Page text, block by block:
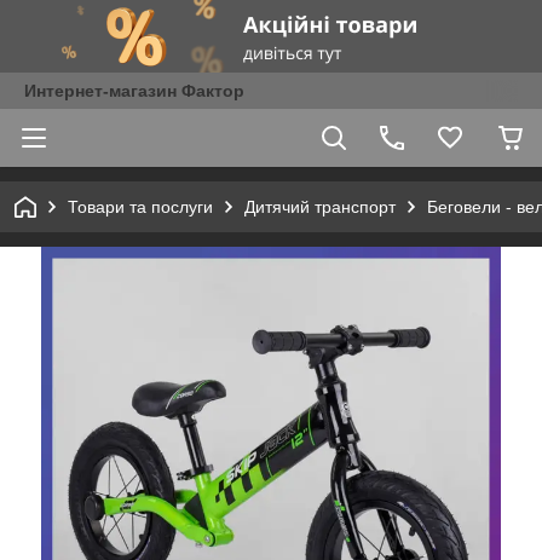
Интернет-магазин Фактор
Товари та послуги Дитячий транспорт Беговели -